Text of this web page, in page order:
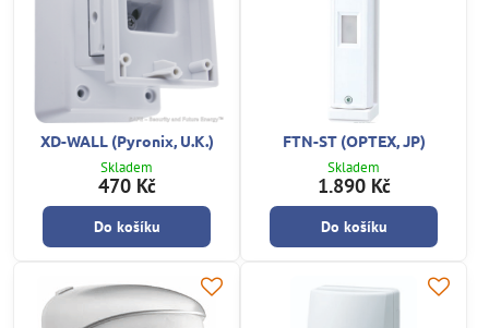
XD-WALL (Pyronix, U.K.)
Skladem
470 Kč
Do košíku
FTN-ST (OPTEX, JP)
Skladem
1.890 Kč
Do košíku